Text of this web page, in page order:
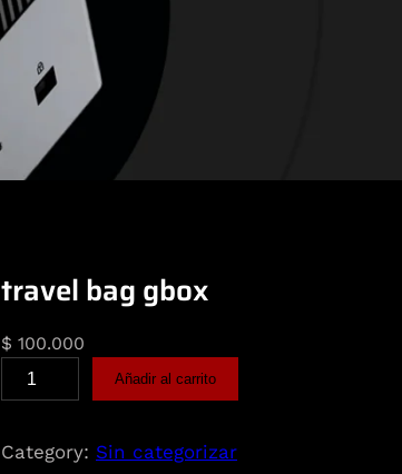
travel bag gbox
$ 100.000
Añadir al carrito
Category: Sin categorizar